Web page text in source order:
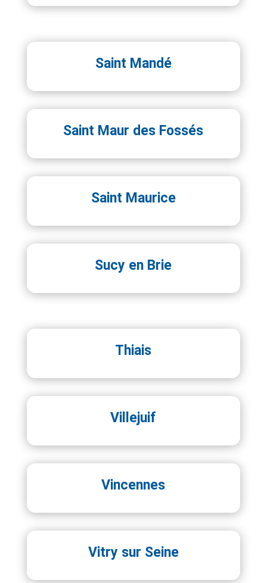
Saint Mandé
Saint Maur des Fossés
Saint Maurice
Sucy en Brie
Thiais
Villejuif
Vincennes
Vitry sur Seine